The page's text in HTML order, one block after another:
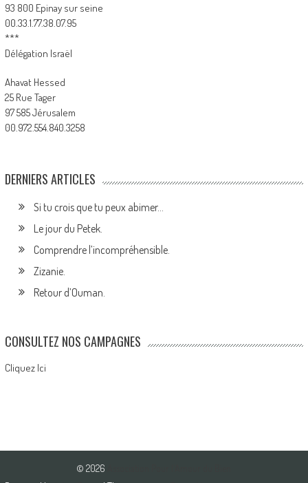
93 800 Epinay sur seine
00.33.1.77.38.07.95
***
Délégation Israël
Ahavat Hessed
25 Rue Tager
97 585 Jérusalem
00.972.554.840.3258
DERNIERS ARTICLES
Si tu crois que tu peux abimer…
Le jour du Petek.
Comprendre l’incompréhensible.
Zizanie.
Retour d’Ouman.
CONSULTEZ NOS CAMPAGNES
Cliquez Ici
© 2026